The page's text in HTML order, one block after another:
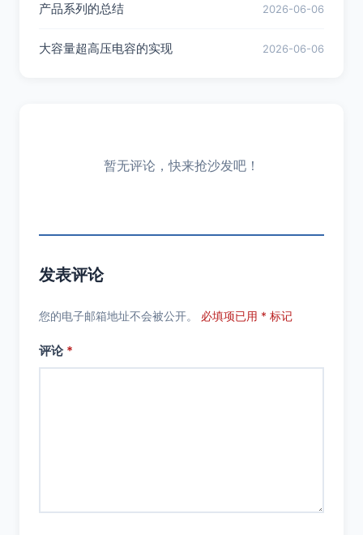
产品系列的总结 2026-06-06
大容量超高压电容的实现 2026-06-06
暂无评论，快来抢沙发吧！
发表评论
您的电子邮箱地址不会被公开。 必填项已用 * 标记
评论 *